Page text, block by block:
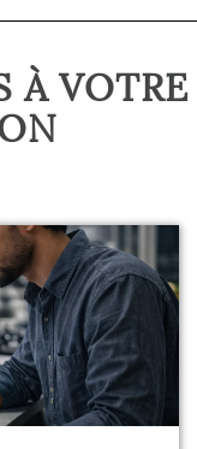
À VOTRE